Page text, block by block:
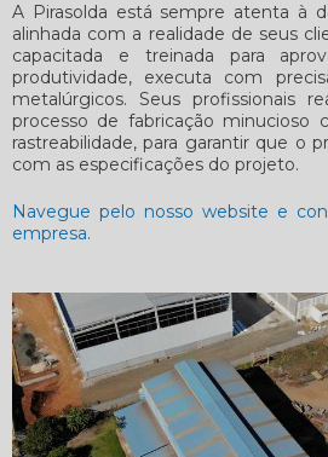
A Pirasolda está sempre atenta à
alinhada com a realidade de seus
capacitada e treinada para
produtividade, executa com
metalúrgicos. Seus profissionais
processo de fabricação minucioso
rastreabilidade, para garantir que o
com as especificações do projeto.
Navegue pelo nosso website e
empresa.